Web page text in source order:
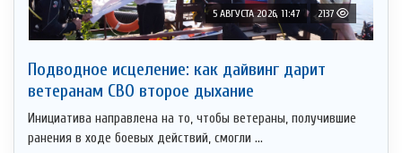
5 АВГУСТА 2026, 11:47 2137
Подводное исцеление: как дайвинг дарит
ветеранам СВО второе дыхание
Инициатива направлена на то, чтобы ветераны, получившие
ранения в ходе боевых действий, смогли ...